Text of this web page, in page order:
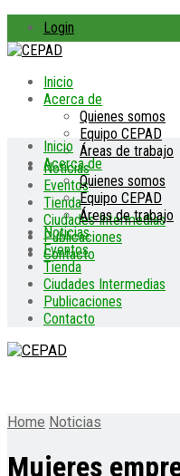
Login
Inicio
Acerca de
Quienes somos
Equipo CEPAD
Áreas de trabajo
Noticias
Eventos
Tienda
Ciudades Intermedias
Publicaciones
Contacto
Inicio
Acerca de
Quienes somos
Equipo CEPAD
Áreas de trabajo
Noticias
Eventos
Tienda
Ciudades Intermedias
Publicaciones
Contacto
Home Noticias
Mujeres